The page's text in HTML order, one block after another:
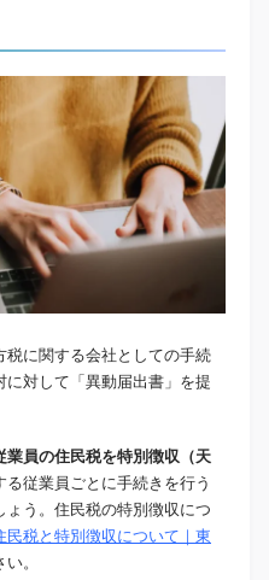
に関する会社としての手続
に対して「異動届出書」を提
業員の住民税を特別徴収（天
る従業員ごとに手続きを行う
う。住民税の特別徴収につ
民税と特別徴収について｜東
。